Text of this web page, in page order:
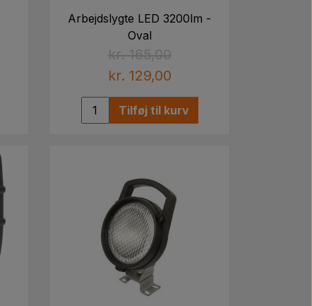
Arbejdslygte LED 3200lm -
Oval
kr. 165,00
kr. 129,00
Tilføj til kurv